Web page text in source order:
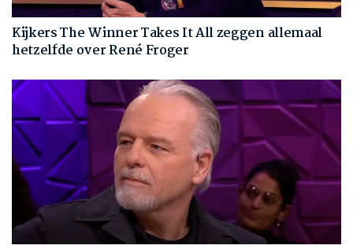
Kijkers The Winner Takes It All zeggen allemaal
hetzelfde over René Froger